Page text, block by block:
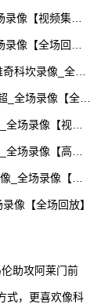
录像【视频集
录像【全场回
科坎录像_全场
全场录像【全场
场录像【视频
场录像【高清
_全场录像【视
像【全场回放】
助攻阿莱门前
式，更喜欢像科